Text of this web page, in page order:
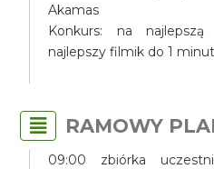
Akamas
Konkurs: na
najlepszy filmik do 1
RAMOWY
09:00 zbiórka